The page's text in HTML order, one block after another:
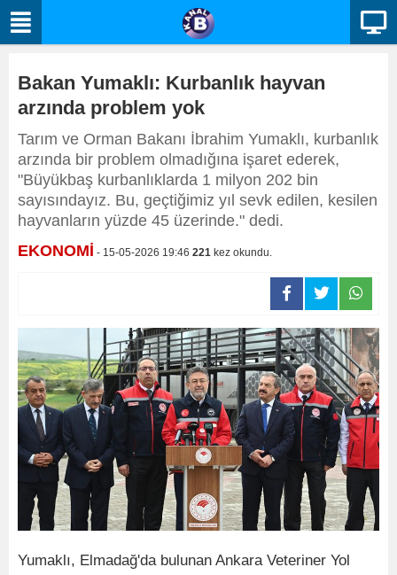
Bakan Yumaklı: Kurbanlık hayvan
arzında problem yok
Tarım ve Orman Bakanı İbrahim Yumaklı, kurbanlık
arzında bir problem olmadığına işaret ederek,
"Büyükbaş kurbanlıklarda 1 milyon 202 bin
sayısındayız. Bu, geçtiğimiz yıl sevk edilen, kesilen
hayvanların yüzde 45 üzerinde." dedi.
EKONOMİ - 15-05-2026 19:46 221 kez okundu.
Yumaklı, Elmadağ'da bulunan Ankara Veteriner Yol